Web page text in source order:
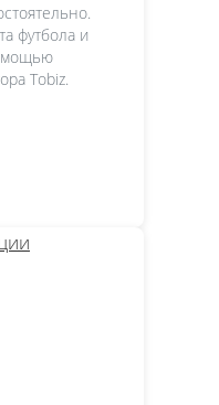
футбола и
Tobiz.